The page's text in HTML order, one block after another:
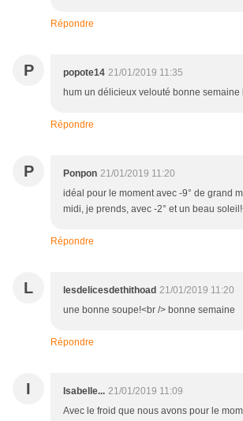
Répondre
P popote14 21/01/2019 11:35
hum un délicieux velouté bonne semaine
Répondre
P Ponpon 21/01/2019 11:20
idéal pour le moment avec -9° de grand
midi, je prends, avec -2° et un beau
Répondre
L lesdelicesdethithoad 21/01/2019 11:20
une bonne soupe!<br /> bonne semaine
Répondre
I Isabelle... 21/01/2019 11:09
Avec le froid que nous avons pour le